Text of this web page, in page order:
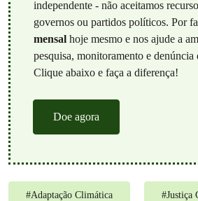
independente - não aceitamos
governos ou partidos políticos. Por
mensalhoje mesmo e nos ajude a
pesquisa, monitoramento e denúncia
Clique abaixo e faça a diferença!
Doe agora
#Adaptação Climática #Justiça